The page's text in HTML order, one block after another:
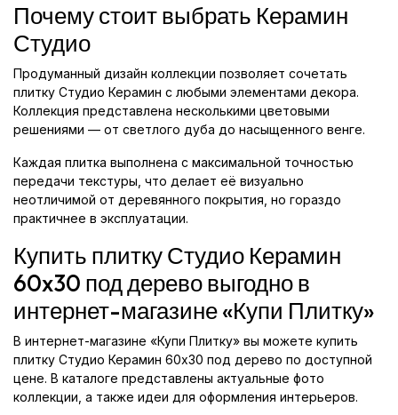
Почему стоит выбрать Керамин
Студио
Продуманный дизайн коллекции позволяет сочетать
плитку Студио Керамин с любыми элементами декора.
Коллекция представлена несколькими цветовыми
решениями — от светлого дуба до насыщенного венге.
Каждая плитка выполнена с максимальной точностью
передачи текстуры, что делает её визуально
неотличимой от деревянного покрытия, но гораздо
практичнее в эксплуатации.
Купить плитку Студио Керамин
60x30 под дерево выгодно в
интернет-магазине «Купи Плитку»
В интернет-магазине «Купи Плитку» вы можете купить
плитку Студио Керамин 60x30 под дерево по доступной
цене. В каталоге представлены актуальные фото
коллекции, а также идеи для оформления интерьеров.